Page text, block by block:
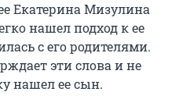
Екатерина Мизулина
нашел подход к ее
с его родителями.
эти слова и не
нашел ее сын.